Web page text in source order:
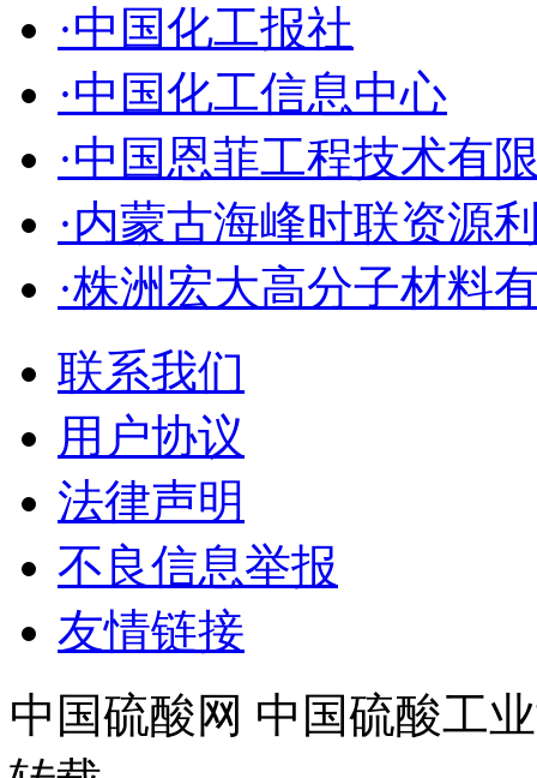
·中国化工报社
·中国化工信息中心
·中国恩菲工程技术有
·内蒙古海峰时联资源
·株洲宏大高分子材料
联系我们
用户协议
法律声明
不良信息举报
友情链接
中国硫酸网 中国硫酸工